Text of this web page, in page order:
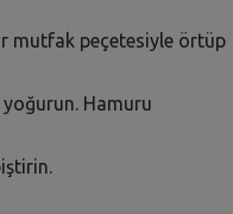
mutfak peçetesiyle örtüp
Hamuru